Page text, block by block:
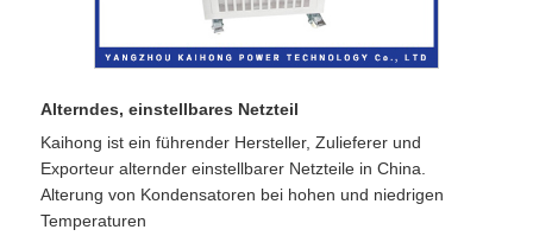
Alterndes, einstellbares Netzteil
Kaihong ist ein führender Hersteller, Zulieferer und
Exporteur alternder einstellbarer Netzteile in China.
Alterung von Kondensatoren bei hohen und niedrigen
Temperaturen